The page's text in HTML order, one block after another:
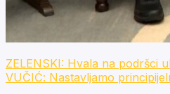
ZELENSKI: Hvala na podršci
VUČIĆ: Nastavljamo